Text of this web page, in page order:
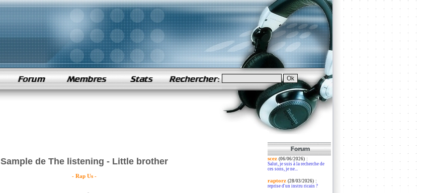
Sample de The listening - Little brother
- Rap Us -
scez (06/06/2026):
Salut, je suis à la recherche de
ces sons, je ne...
raptorz (28/03/2026):
reprise d'un instru ricain ?